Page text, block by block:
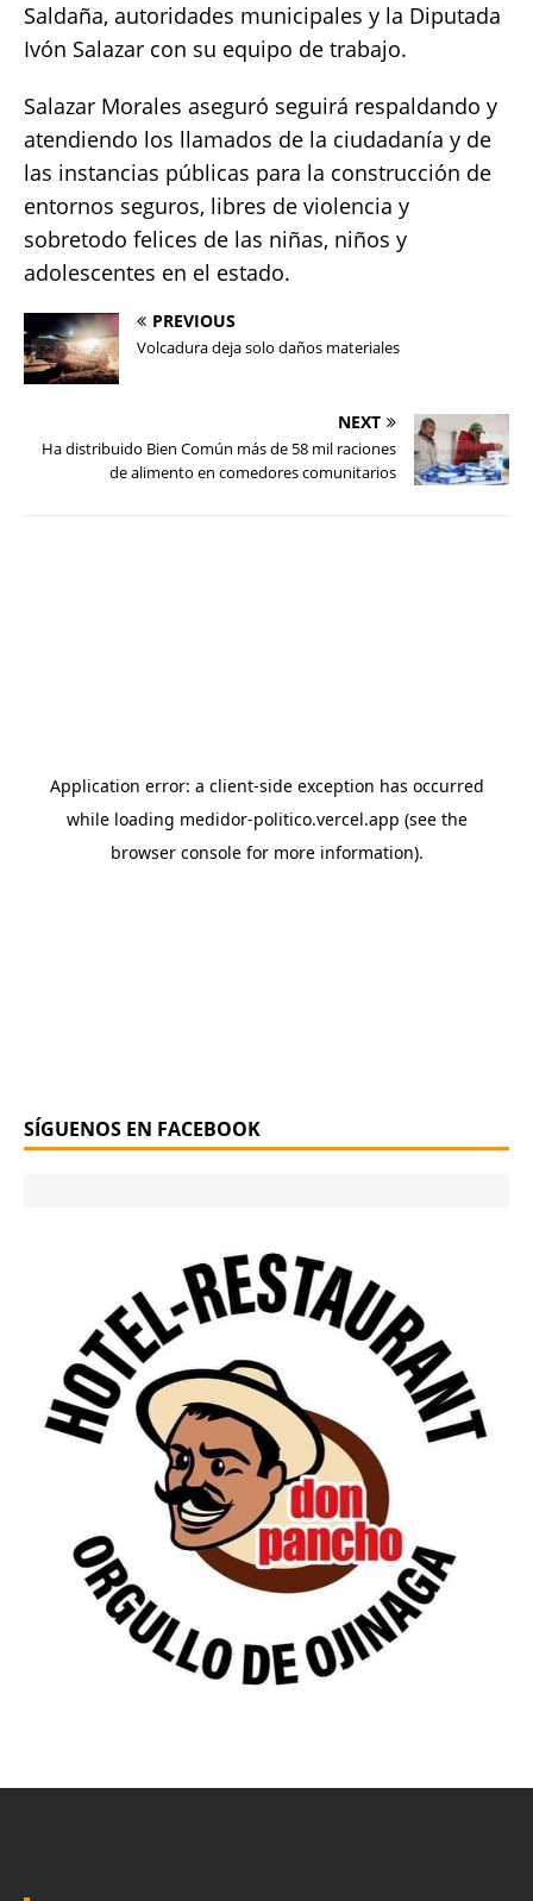
Saldaña, autoridades municipales y la Diputada
Ivón Salazar con su equipo de trabajo.
Salazar Morales aseguró seguirá respaldando y
atendiendo los llamados de la ciudadanía y de
las instancias públicas para la construcción de
entornos seguros, libres de violencia y
sobretodo felices de las niñas, niños y
adolescentes en el estado.
PREVIOUS
Volcadura deja solo daños materiales
NEXT
Ha distribuido Bien Común más de 58 mil raciones
de alimento en comedores comunitarios
SÍGUENOS EN FACEBOOK